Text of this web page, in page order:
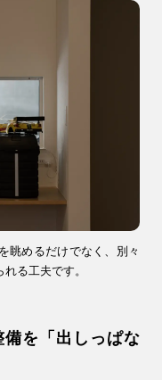
眺めるだけでなく、別々
る工夫です。
を「出しっぱな